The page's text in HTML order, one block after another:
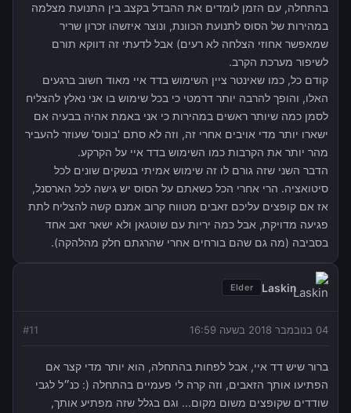
בהתחלה, עם הזמן לומדים את ההבדל בקצב בין התנועת מצלמה
במהירות של הסוס לתנועת הכוונת, ונוצר איזשהו זכרון שריר
שמאפשר אחוזי הצלחה לא רעים) אבל לדעתי זה דווקא תורם
לשיפור מערכת הקרב.
קודם כל, כמו שאינטר ציין השימוש בדד איי מאוד חשוב ברגעים
האלו, והופך להרבה יותר דרמטי כי בכל שימוש בו אני נאלץ להצליח
לסמן כמה שיותר ראשים במהירות כי אני באמת אהיה בבעיה אם
ישארו יותר מדי אויבים אחרי זה, וזה לא סתם 'בונוס' שעוזר להעביר
מהר יותר את הקרבות כמו השימוש בדד איי על הקרקע.
הדבר השני שזה גורם לו זה שימוש אמיתי בנשקים שונים לכל
סיטואציה. הרי אחרי הכל כשאתם על הסוס יש גישה לכל הארסנל,
אז אם קופצים עליכם זאבים מטווח קרוב אמנם קשה להצליח לתת
פגיעה מדויקת, אבל כמה יריות עם שוטגאן ולא ישאר זאב אחד
בסביבה (מה גם שהם בורחים אחרי שהרגתם חלק מהלהקה).
Laskin
Elder
04 בנובמבר 2018 בשעה 16:59 #11
ברור שיש דד איי, אבל לפחות בהתחלה, הוא יותר מדי קצר אם
הפתיעו אותך הזאבים, וזה קרה לי פעמיים בהתחלה (: כנ״ל לגבי
שודדים שקופצים משום מקום... וגם בגלל שזה מפתיע אותך,